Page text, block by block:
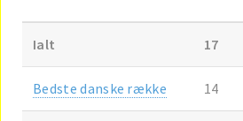
Ialt 17
Bedste danske række 14